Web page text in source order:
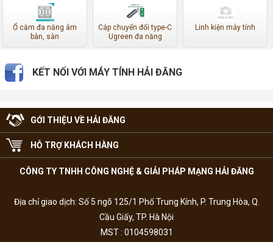
Ổ cắm đa năng âm
bàn, sàn
Cáp chuyển đổi type-C
Ugreen đa năng
Linh kiện máy tính
KẾT NỐI VỚI MÁY TÍNH HẢI ĐĂNG
GỚI THIỆU VỀ HẢI ĐĂNG
HỖ TRỢ KHÁCH HÀNG
CÔNG TY TNHH CÔNG NGHỆ & GIẢI PHÁP MẠNG HẢI ĐĂNG
Địa chỉ giao dịch: Số 5 ngõ 125/1 Phố Trung Kính, P. Trung Hòa, Q.
Cầu Giấy, TP. Hà Nội
MST : 0104598031